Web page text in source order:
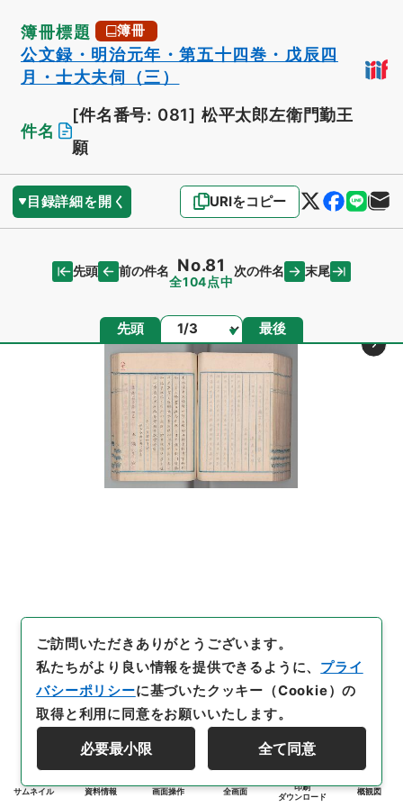
簿冊標題 簿冊
公文録・明治元年・第五十四巻・戊辰四
月・士大夫伺（三）
件名
[件名番号: 081] 松平太郎左衛門勤王
願
目録詳細を開く URIをコピー
先頭 前の件名 No.81
全104点中
次の件名 末尾
先頭 ページ 最後
サムネイル 資料情報 画面操作 全画面
印刷
ダウンロード
概観図
ご訪問いただきありがとうございます。
私たちがより良い情報を提供できるように、 プライ
バシーポリシーに基づいたクッキー（Cookie）の
取得と利用に同意をお願いいたします。
必要最小限 全て同意